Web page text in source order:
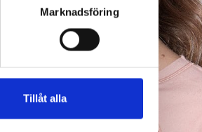
Marknadsföring
Tillåt alla